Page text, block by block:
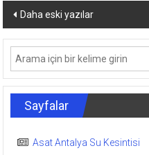
Yazı
dolaşımı
Daha eski yazılar
Sayfalar
Asat Antalya Su Kesintisi